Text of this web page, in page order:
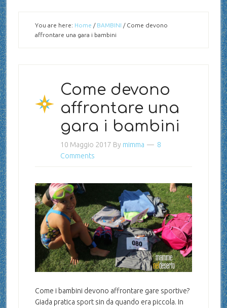
You are here: Home / BAMBINI /Come devono
affrontare una gara i bambini
Come devono
affrontare una
gara i bambini
10 Maggio 2017 By mimma
8
Comments
Come i bambini devono affrontare gare sportive?
Giada pratica sport sin da quando era piccola. In